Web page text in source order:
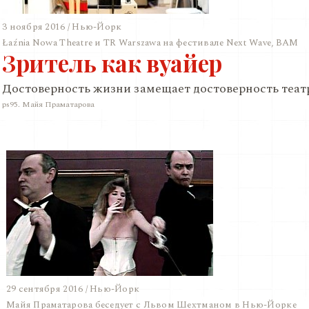
3 ноября 2016 / Нью-Йорк
Łaźnia Nowa Theatre и TR Warszawa на фестивале Next Wave, BAM
Зритель как вуайер
Достоверность жизни замещает достоверность
ps95. Майя Праматарова
29 сентября 2016 / Нью-Йорк
Майя Праматарова беседует с Львом Шехтманом в Нью-Йорке